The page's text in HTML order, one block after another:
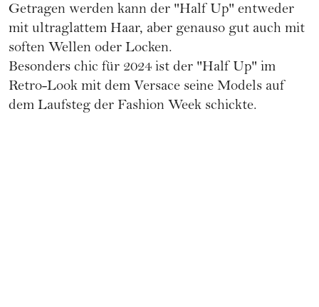
Getragen werden kann der "Half Up" entweder
mit ultraglattem Haar, aber genauso gut auch mit
soften Wellen oder Locken.
Besonders chic für 2024 ist der "Half Up" im
Retro-Look mit dem Versace seine Models auf
dem Laufsteg der Fashion Week schickte.